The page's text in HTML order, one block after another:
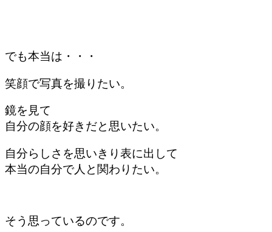
でも本当は・・・
笑顔で写真を撮りたい。
鏡を見て
自分の顔を好きだと思いたい。
自分らしさを思いきり表に出して
本当の自分で人と関わりたい。
そう思っているのです。